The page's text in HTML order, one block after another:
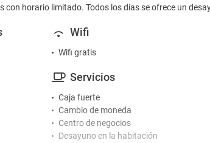
con horario limitado. Todos los días se ofrece un
Wifi
Wifi gratis
Servicios
Caja fuerte
Cambio de moneda
Centro de negocios
Desayuno en la habitación